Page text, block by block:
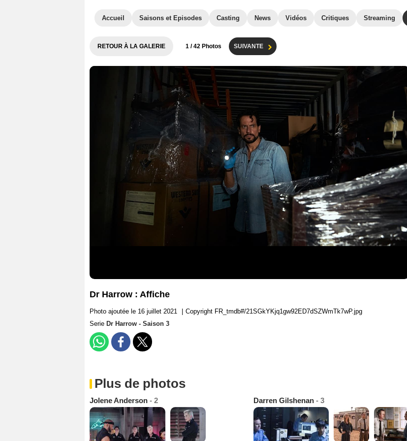
Accueil Saisons et Episodes Casting News Vidéos Critiques Streaming
RETOUR À LA GALERIE 1 / 42 Photos SUIVANTE
Dr Harrow : Affiche
Photo ajoutée le 16 juillet 2021
Copyright FR_tmdb#/21SGkYKjq1gw92ED7dSZWmTk7wP.jpg
Serie Dr Harrow - Saison 3
Plus de photos
Jolene Anderson - 2 Darren Gilshenan - 3